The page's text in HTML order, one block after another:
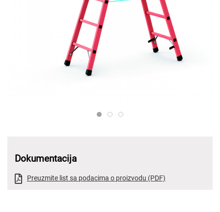
ZARGES 41256 PROD TECH ST L
ZARGES SPROSSE GFK
ZARGES 41256 41261
Dokumentacija
Preuzmite list sa podacima o proizvodu (PDF)